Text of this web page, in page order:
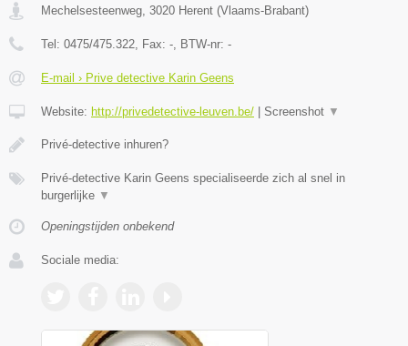
Mechelsesteenweg, 3020 Herent (Vlaams-Brabant)
Tel: 0475/475.322, Fax: -, BTW-nr: -
E-mail › Prive detective Karin Geens
Website: http://privedetective-leuven.be/ Screenshot ▼
Privé-detective inhuren?
Privé-detective Karin Geens specialiseerde zich al snel in
burgerlijke ▼
Openingstijden onbekend
Sociale media: